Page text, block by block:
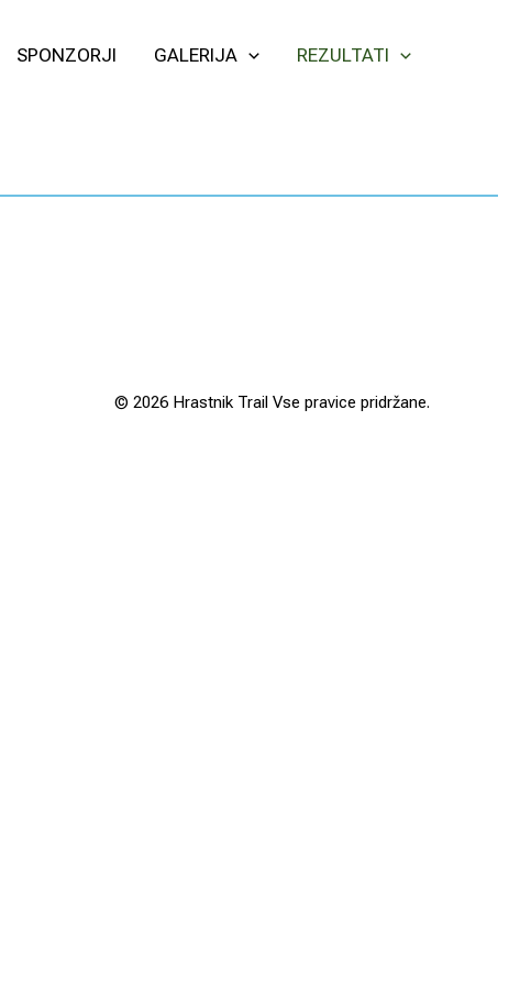
SPONZORJI GALERIJA REZULTATI
© 2026 Hrastnik Trail Vse pravice pridržane.